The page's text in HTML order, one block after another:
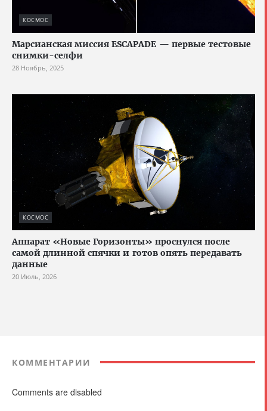
КОСМОС
Марсианская миссия ESCAPADE — первые тестовые
снимки-селфи
28 Ноябрь, 2025
КОСМОС
Аппарат «Новые Горизонты» проснулся после
самой длинной спячки и готов опять передавать
данные
20 Июль, 2026
КОММЕНТАРИИ
Comments are disabled